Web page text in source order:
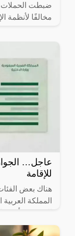
مخالفًا لأنظمة
عاجل…
للإقامة
هناك بعض الفئات
المملكة